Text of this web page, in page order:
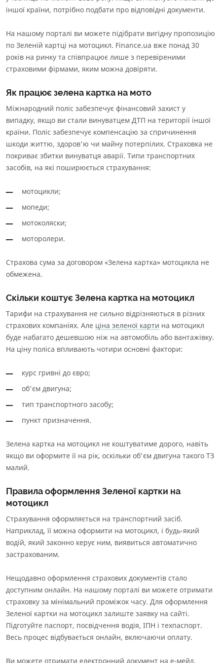
Інформація про агента
Інформаційний документ про стандартний страховий
Інформація про страховий продукт
іншої країни, потрібно подбати про відповідні документи.
На нашому порталі ви можете підібрати вигідну пропозицію
по Зеленій картці на мотоцикл. Finance.ua вже понад 30
років на ринку та співпрацює лише з перевіреними
страховими фірмами, яким можна довіряти.
Як працює зелена картка на мото
Міжнародний поліс забезпечує фінансовий захист у
випадку, якщо ви стали винуватцем ДТП на території іншої
країни. Поліс забезпечує компенсацію за спричинення
шкоди життю, здоров'ю чи майну потерпілих. Страховка не
покриває збитки винуватця аварії. Типи транспортних
засобів, на які поширюється страхування:
мотоцикли;
мопеди;
мотоколяски;
моторолери.
Страхова сума за договором «Зелена картка» мотоцикла не
обмежена.
Скільки коштує Зелена картка на мотоцикл
Тарифи на страхування не сильно відрізняються в різних
страхових компаніях. Але ціна зеленої карти на мотоцикл
буде набагато дешевшою ніж на автомобіль або вантажівку.
На ціну поліса впливають чотири основні фактори:
курс гривні до євро;
об'єм двигуна;
тип транспортного засобу;
пункт призначення.
Зелена картка на мотоцикл не коштуватиме дорого, навіть
якщо ви оформите її на рік, оскільки об'єм двигуна такого ТЗ
малий.
Правила оформлення Зеленої картки на
мотоцикл
Страхування оформляється на транспортний засіб.
Наприклад, її можна оформити на мотоцикл, і будь-який
водій, який законно керує ним, виявиться автоматично
застрахованим.
Нещодавно оформлення страхових документів стало
доступним онлайн. На нашому порталі ви можете отримати
страховку за мінімальний проміжок часу. Для оформлення
Зеленої картки на мотоцикл залиште заявку на сайті.
Підготуйте паспорт, посвідчення водія, ІПН і техпаспорт.
Весь процес відбувається онлайн, включаючи оплату.
Ви можете отримати електронний документ на е-мейл.